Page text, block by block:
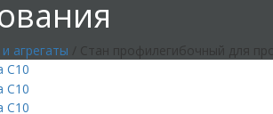
агрегаты / Стан профилегибочный для